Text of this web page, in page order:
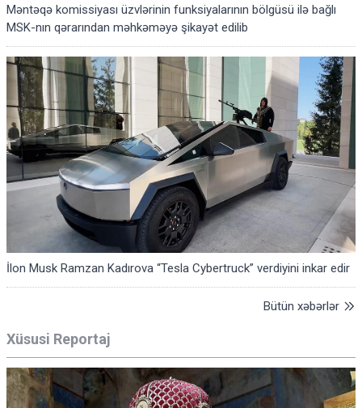
Məntəqə komissiyası üzvlərinin funksiyalarının bölgüsü ilə bağlı
MSK-nın qərarından məhkəməyə şikayət edilib
İlon Musk Ramzan Kadırova “Tesla Cybertruck” verdiyini inkar edir
Bütün xəbərlər
Xüsusi Reportaj